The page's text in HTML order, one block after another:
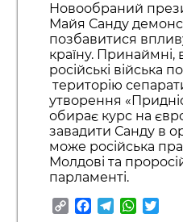
Новообраний
Майя Санду
позбавитися
країну. Принаймні,
російські війська
територію
утворення
обирає курс на
завадити Санду в
може російська
Молдові та
парламенті.
CopyFacebook
Telegram